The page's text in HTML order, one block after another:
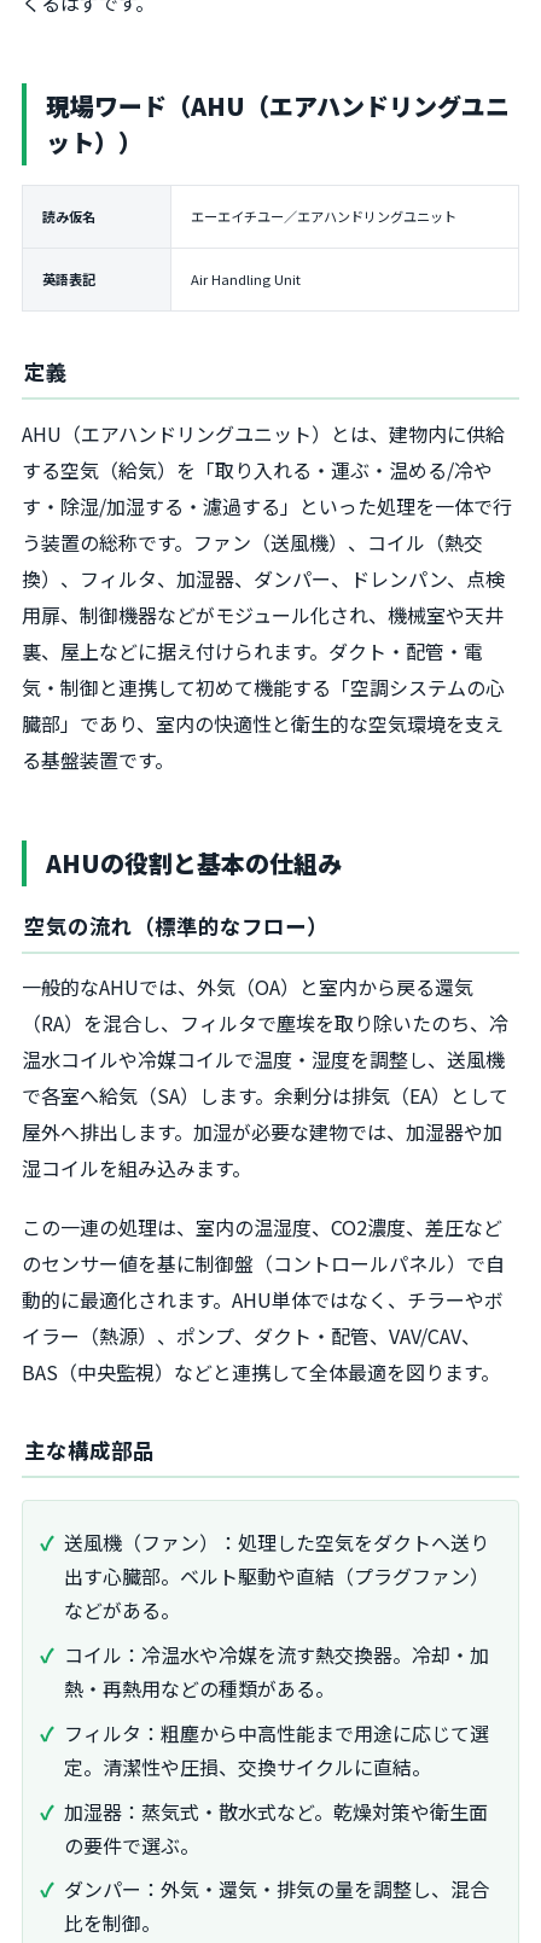
現場ワード（AHU（エアハンドリングユニ
ット））
読み仮名 エーエイチユー／エアハンドリングユニット
英語表記 Air Handling Unit
定義
AHU（エアハンドリングユニット）とは、建物内に供給
する空気（給気）を「取り入れる・運ぶ・温める/冷や
す・除湿/加湿する・濾過する」といった処理を一体で行
う装置の総称です。ファン（送風機）、コイル（熱交
換）、フィルタ、加湿器、ダンパー、ドレンパン、点検
用扉、制御機器などがモジュール化され、機械室や天井
裏、屋上などに据え付けられます。ダクト・配管・電
気・制御と連携して初めて機能する「空調システムの心
臓部」であり、室内の快適性と衛生的な空気環境を支え
る基盤装置です。
AHUの役割と基本の仕組み
空気の流れ（標準的なフロー）
一般的なAHUでは、外気（OA）と室内から戻る還気
（RA）を混合し、フィルタで塵埃を取り除いたのち、冷
温水コイルや冷媒コイルで温度・湿度を調整し、送風機
で各室へ給気（SA）します。余剰分は排気（EA）として
屋外へ排出します。加湿が必要な建物では、加湿器や加
湿コイルを組み込みます。
この一連の処理は、室内の温湿度、CO2濃度、差圧など
のセンサー値を基に制御盤（コントロールパネル）で自
動的に最適化されます。AHU単体ではなく、チラーやボ
イラー（熱源）、ポンプ、ダクト・配管、VAV/CAV、
BAS（中央監視）などと連携して全体最適を図ります。
主な構成部品
送風機（ファン）：処理した空気をダクトへ送り
出す心臓部。ベルト駆動や直結（プラグファン）
などがある。
コイル：冷温水や冷媒を流す熱交換器。冷却・加
熱・再熱用などの種類がある。
フィルタ：粗塵から中高性能まで用途に応じて選
定。清潔性や圧損、交換サイクルに直結。
加湿器：蒸気式・散水式など。乾燥対策や衛生面
の要件で選ぶ。
ダンパー：外気・還気・排気の量を調整し、混合
比を制御。